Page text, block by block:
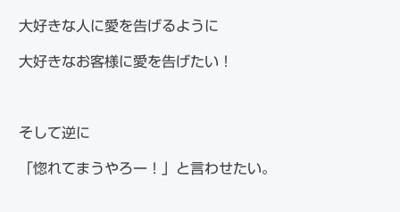
大好きな人に愛を告げるように
大好きなお客様に愛を告げたい！
そして逆に
「惚れてまうやろー！」と言わせたい。